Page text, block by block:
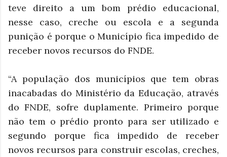
teve direito a um bom prédio educacional,
nesse caso, creche ou escola e a segunda
punição é porque o Município fica impedido de
receber novos recursos do FNDE.
“A população dos municípios que tem obras
inacabadas do Ministério da Educação, através
do FNDE, sofre duplamente. Primeiro porque
não tem o prédio pronto para ser utilizado e
segundo porque fica impedido de receber
novos recursos para construir escolas, creches,